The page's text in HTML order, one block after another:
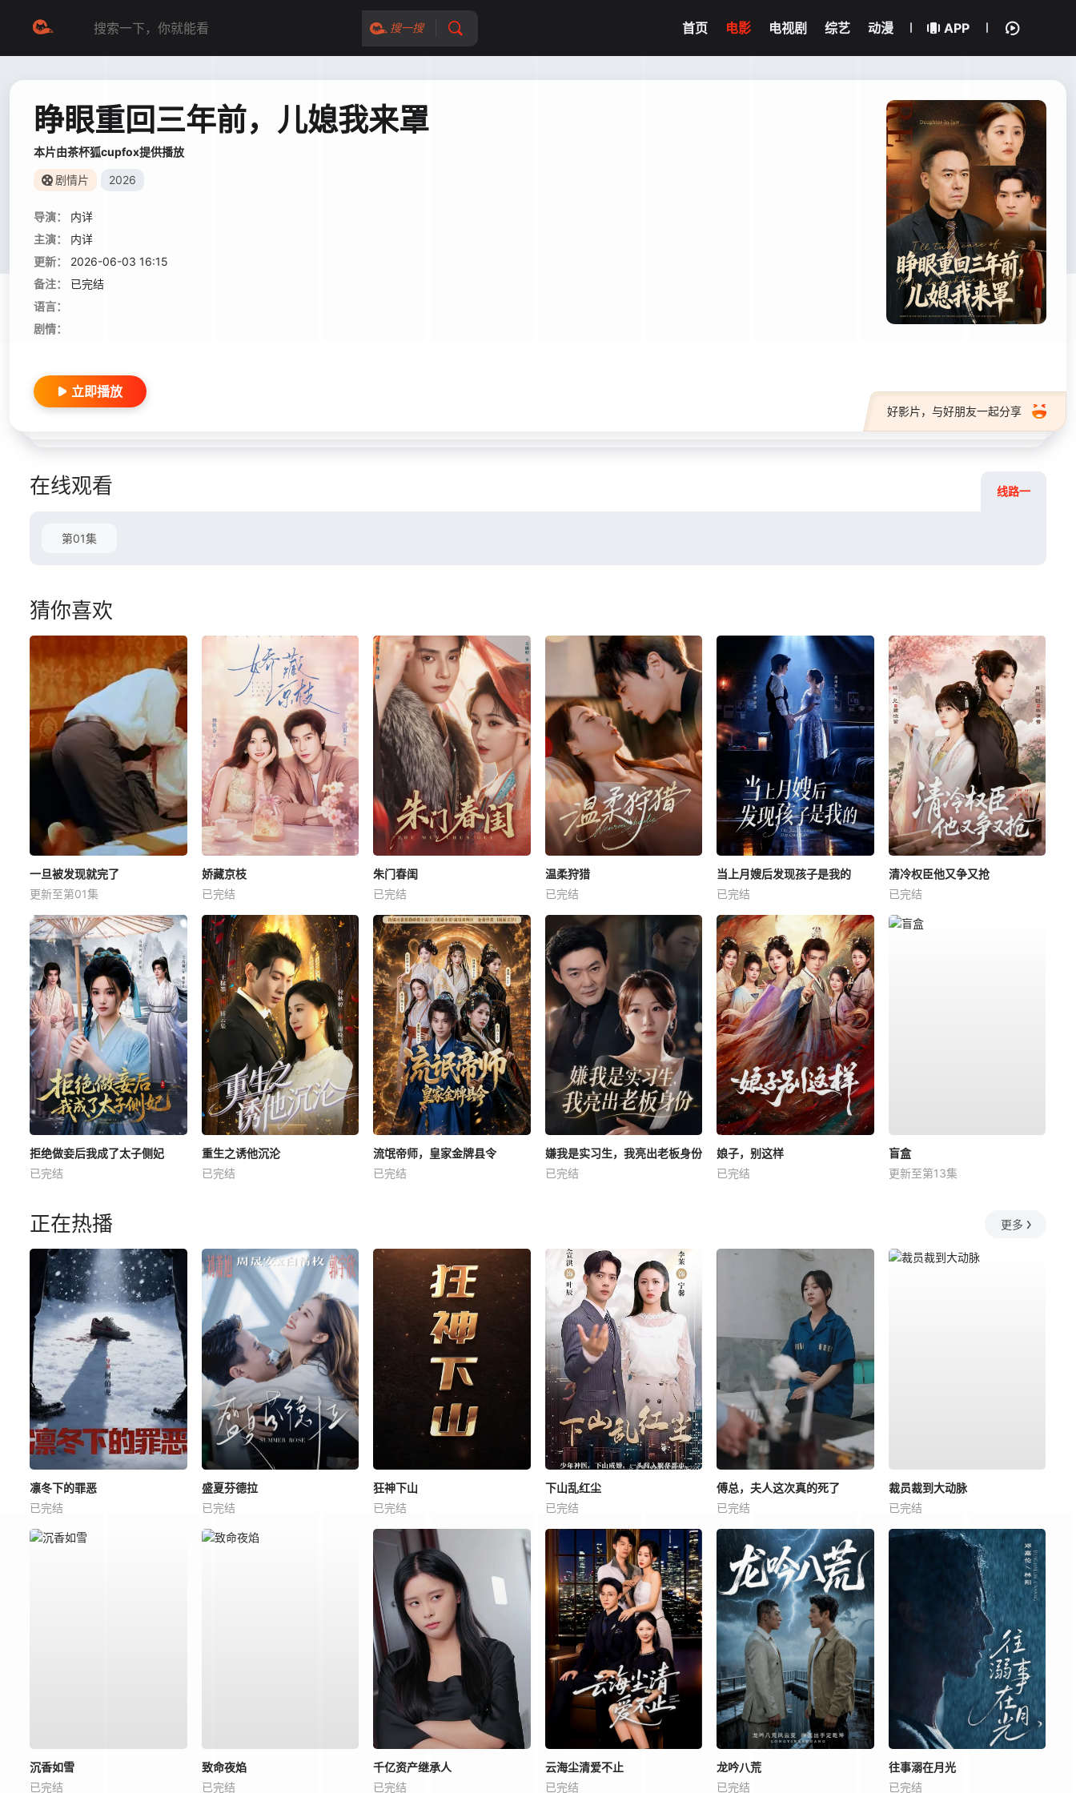
搜一搜 首页 电影 电视剧 综艺 动漫 APP
睁眼重回三年前，儿媳我来罩
本片由茶杯狐cupfox提供播放
剧情片 2026
导演：
内详
主演：
内详
更新：
2026-06-03 16:15
备注：
已完结
语言：
剧情：
好影片，与好朋友一起分享
立即播放
在线观看 线路一
第01集
猜你喜欢
一旦被发现就完了
更新至第01集
娇藏京枝
已完结
朱门春闺
已完结
温柔狩猎
已完结
当上月嫂后发现孩子是我的
已完结
清冷权臣他又争又抢
已完结
拒绝做妾后我成了太子侧妃
已完结
重生之诱他沉沦
已完结
流氓帝师，皇家金牌县令
已完结
嫌我是实习生，我亮出老板身份
已完结
娘子，别这样
已完结
盲盒
更新至第13集
正在热播 更多
凛冬下的罪恶
已完结
盛夏芬德拉
已完结
狂神下山
已完结
下山乱红尘
已完结
傅总，夫人这次真的死了
已完结
裁员裁到大动脉
已完结
沉香如雪
已完结
致命夜焰
已完结
千亿资产继承人
已完结
云海尘清爱不止
已完结
龙吟八荒
已完结
往事溺在月光
已完结